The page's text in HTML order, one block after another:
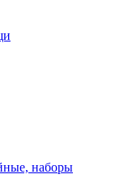
наборы